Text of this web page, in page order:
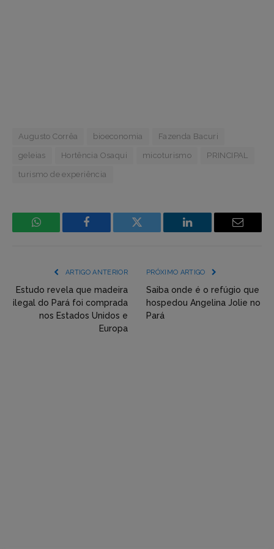
Augusto Corrêa bioeconomia Fazenda Bacuri
geleias Hortência Osaqui micoturismo PRINCIPAL
turismo de experiência
WhatsApp Facebook
Incorpore
(YouTube,
Twitter,
Flickr
LinkedIn Email
ARTIGO ANTERIOR
Estudo revela que madeira
ilegal do Pará foi comprada
nos Estados Unidos e
Europa
PRÓXIMO ARTIGO
Saiba onde é o refúgio que
hospedou Angelina Jolie no
Pará